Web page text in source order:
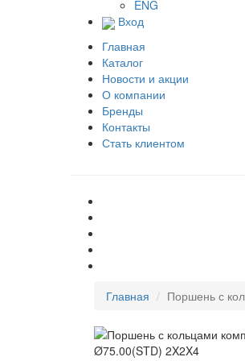
ENG
Вход
Главная
Каталог
Новости и акции
О компании
Бренды
Контакты
Стать клиентом
Главная
Поршень с